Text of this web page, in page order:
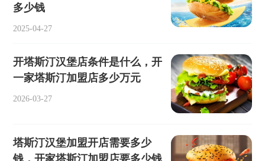
多少钱
2025-04-27
开塔斯汀汉堡店条件是什么，开
一家塔斯汀加盟店多少万元
2026-03-27
塔斯汀汉堡加盟开店需要多少